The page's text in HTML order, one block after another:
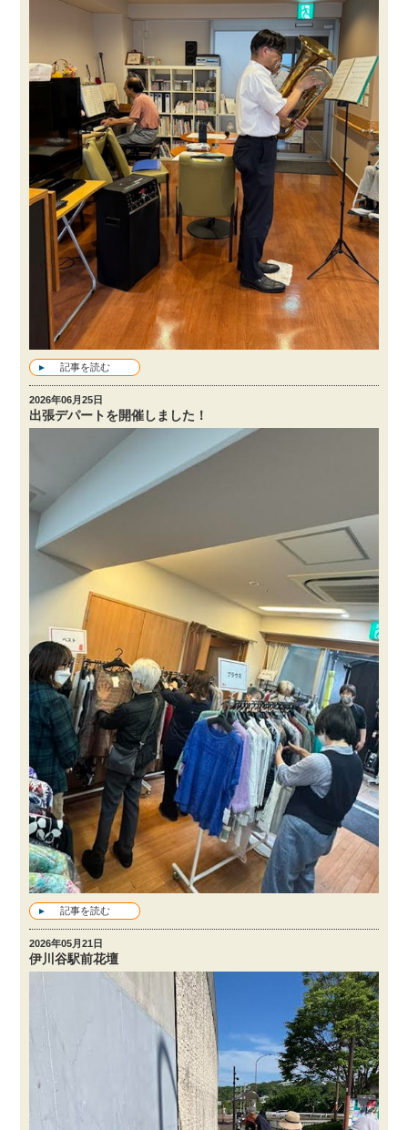
記事を読む
2026年06月25日
出張デパートを開催しました！
記事を読む
2026年05月21日
伊川谷駅前花壇